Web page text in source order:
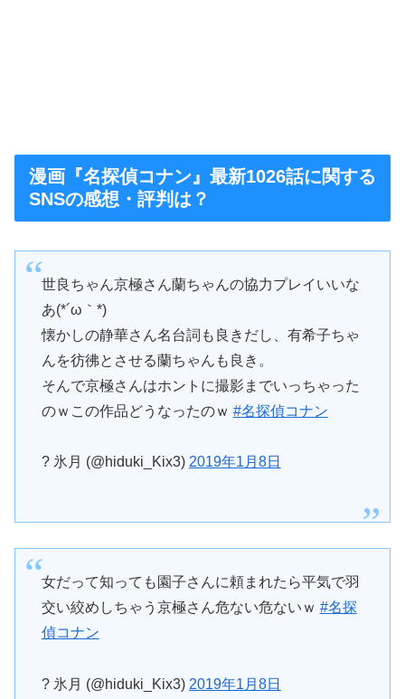
漫画『名探偵コナン』最新1026話に関する
SNSの感想・評判は？
世良ちゃん京極さん蘭ちゃんの協力プレイいいな
あ(*´ω｀*)
懐かしの静華さん名台詞も良きだし、有希子ちゃ
んを彷彿とさせる蘭ちゃんも良き。
そんで京極さんはホントに撮影までいっちゃった
のｗこの作品どうなったのｗ #名探偵コナン
? 氷月 (@hiduki_Kix3) 2019年1月8日
女だって知っても園子さんに頼まれたら平気で羽
交い絞めしちゃう京極さん危ない危ないｗ #名探
偵コナン
? 氷月 (@hiduki_Kix3) 2019年1月8日